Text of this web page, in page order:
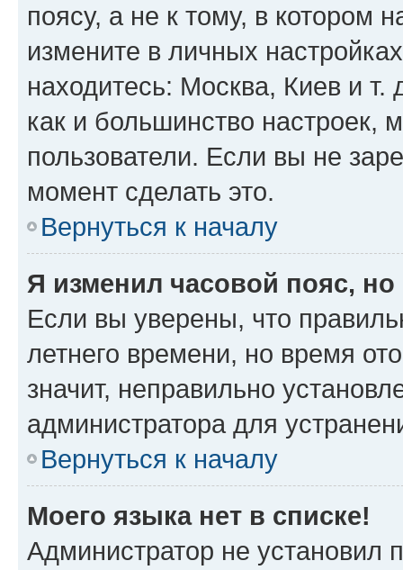
поясу, а не к тому, в котором
измените в личных
находитесь: Москва, Киев и т.
как и большинство настроек,
пользователи. Если вы не
момент сделать это.
Вернуться к началу
Я изменил часовой пояс,
Если вы уверены, что
летнего времени, но время
значит, неправильно
администратора для
Вернуться к началу
Моего языка нет в списке!
Администратор не установил